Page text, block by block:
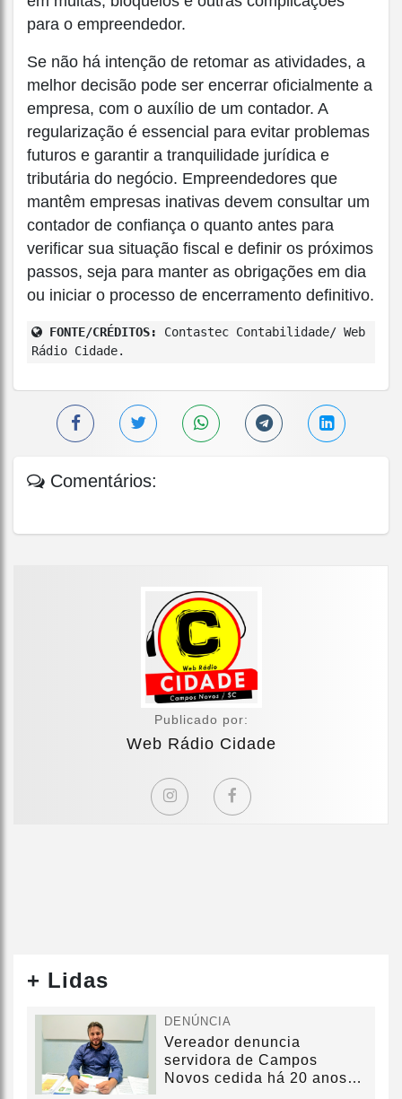
para o empreendedor.
Se não há intenção de retomar as atividades, a
melhor decisão pode ser encerrar oficialmente a
empresa, com o auxílio de um contador. A
regularização é essencial para evitar problemas
futuros e garantir a tranquilidade jurídica e
tributária do negócio. Empreendedores que
mantêm empresas inativas devem consultar um
contador de confiança o quanto antes para
verificar sua situação fiscal e definir os próximos
passos, seja para manter as obrigações em dia
ou iniciar o processo de encerramento definitivo.
FONTE/CRÉDITOS:
Contastec Contabilidade/ Web
Rádio Cidade.
Comentários:
Publicado por:
Web Rádio Cidade
+ Lidas
DENÚNCIA
Vereador denuncia
servidora de Campos
Novos cedida há 20 anos